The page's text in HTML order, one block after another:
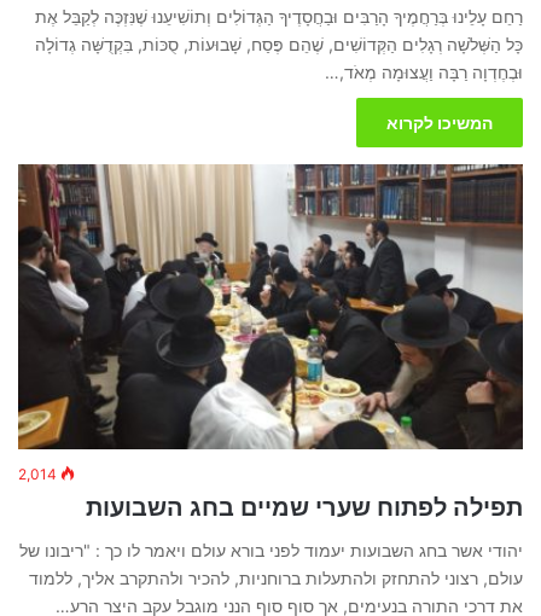
רַחֵם עָלֵינוּ בְּרַחֲמֶיךָ הָרַבִּים וּבַחֲסָדֶיךָ הַגְּדוֹלִים וְתוֹשִׁיעֵנוּ שֶׁנִּזְכֶּה לְקַבֵּל אֶת
כָּל הַשְּׁלֹשָׁה רְגָלִים הַקְּדוֹשִׁים, שֶׁהֵם פֶּסַח, שָׁבוּעוֹת, סֻכּוֹת, בִּקְדֻשָּׁה גְדוֹלָה
וּבְחֶדְוָה רַבָּה וַעֲצוּמָה מְאֹד,…
המשיכו לקרוא
תפילה לפתוח שערי שמיים בחג השבועות
יהודי אשר בחג השבועות יעמוד לפני בורא עולם ויאמר לו כך : "ריבונו של
עולם, רצוני להתחזק ולהתעלות ברוחניות, להכיר ולהתקרב אליך, ללמוד
את דרכי התורה בנעימים, אך סוף סוף הנני מוגבל עקב היצר הרע…